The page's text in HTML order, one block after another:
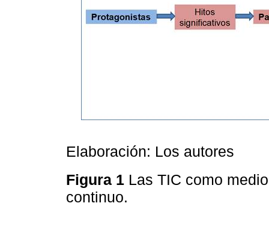
Elaboración: Los autores
Figura 1 Las TIC como
continuo.